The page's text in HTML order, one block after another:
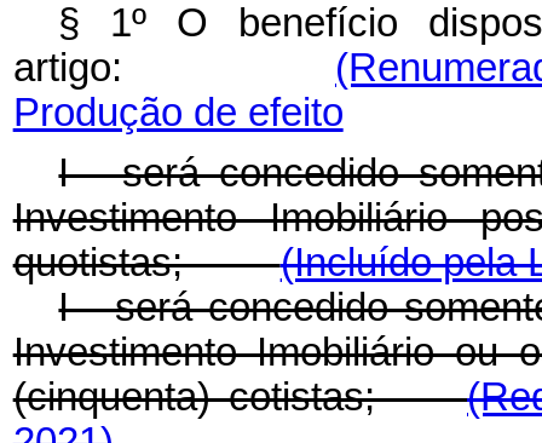
§ 1º O benefício
artigo:
Produção de efeito
I - será concedido
Investimento Imobiliário
quotistas;(Incluído pela
I - será concedido
Investimento Imobiliário ou
(cinquenta) cotistas;